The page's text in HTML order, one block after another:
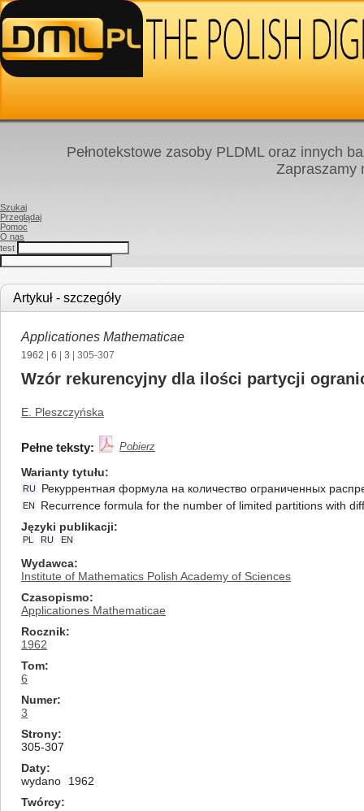
Pełnotekstowe zasoby PLDML oraz innych
Zapraszamy
Szukaj
Przeglądaj
Pomoc
O nas
test
Artykuł - szczegóły
Applicationes Mathematicae
1962 6 3 | 305-307
Wzór rekurencyjny dla ilości partycji
E. Pleszczyńska
Pełne teksty: Pobierz
Warianty tytułu
RU Рекуррентная формула на количество ограниченных
EN
Recurrence formula for the number of limited partitions with
Języki publikacji
PL RU EN
Wydawca
Institute of Mathematics Polish Academy of Sciences
Czasopismo
Applicationes Mathematicae
Rocznik
1962
Tom
6
Numer
3
Strony
305-307
Daty
wydano
1962
Twórcy